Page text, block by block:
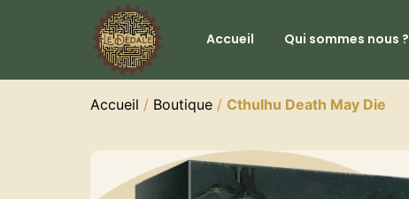
Accueil Qui sommes nous ?
Accueil / Boutique / Cthulhu Death May Die